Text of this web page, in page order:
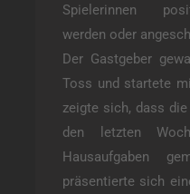
Spielerinnen
werden oder
Der Gastgeber
Toss und startete
zeigte sich, dass
den letzten
Hausaufgaben
präsentierte sich